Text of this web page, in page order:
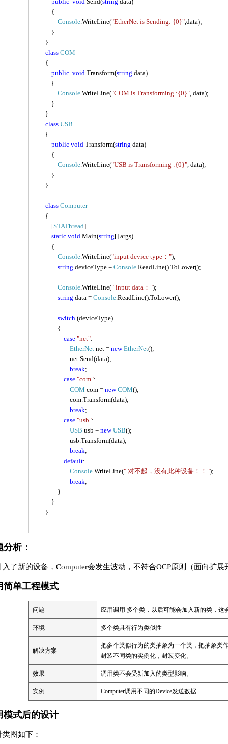
public void Send(string data)
{
Console.WriteLine("EtherNet is Sending: {0}",data);
}
}
class COM
{
public void Transform(string data)
{
Console.WriteLine("COM is Transforming :{0}", data);
}
}
class USB
{
public void Transform(string data)
{
Console.WriteLine("USB is Transforming :{0}", data);
}
}
class Computer
{
[STAThread]
static void Main(string []args)
{
Console.WriteLine("input device type ：");
string deviceType =Console.ReadLine().ToLower();
Console.WriteLine(" input data ：");
string data =Console.ReadLine().ToLower();
switch (deviceType)
{
case "net":
EtherNet net =new EtherNet();
net.Send(data);
break;
case "com":
COM com =new COM();
com.Transform(data);
break;
case "usb":
USB usb =new USB();
usb.Transform(data);
break;
default:
Console.WriteLine("对不起，没有此种设备！！");
break;
}
}
}
分析：
入了新的设备，Computer会发生波动，不符合OCP原则（面向扩
简单工程模式
问题 应用调用 多个类，以后可能会加入新的类，这
环境 多个类具有行为类似性
解决方案
把多个类似行为的类抽象为一个类，把抽象类
封装不同类的实例化，封装变化。
效果 调用类不会受新加入的类型影响。
实例 Computer调用不同的Device发送数据
模式后的设计
类图如下：